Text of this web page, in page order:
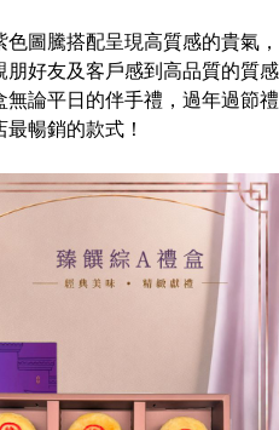
圖騰搭配呈現高質感的貴氣，
好友及客戶感到高品質的質感
論平日的伴手禮，過年過節禮
暢銷的款式！